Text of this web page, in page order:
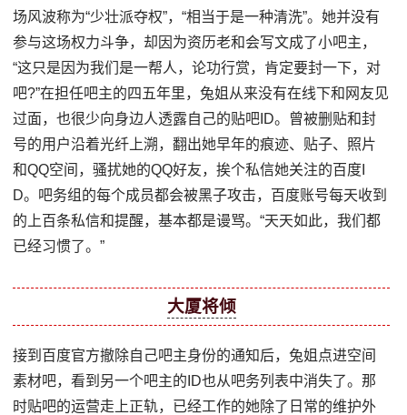
场风波称为“少壮派夺权”，“相当于是一种清洗”。她并没有
参与这场权力斗争，却因为资历老和会写文成了小吧主，
“这只是因为我们是一帮人，论功行赏，肯定要封一下，对
吧?”在担任吧主的四五年里，兔姐从来没有在线下和网友见
过面，也很少向身边人透露自己的贴吧ID。曾被删贴和封
号的用户沿着光纤上溯，翻出她早年的痕迹、贴子、照片
和QQ空间，骚扰她的QQ好友，挨个私信她关注的百度I
D。吧务组的每个成员都会被黑子攻击，百度账号每天收到
的上百条私信和提醒，基本都是谩骂。“天天如此，我们都
已经习惯了。”
大厦将倾
接到百度官方撤除自己吧主身份的通知后，兔姐点进空间
素材吧，看到另一个吧主的ID也从吧务列表中消失了。那
时贴吧的运营走上正轨，已经工作的她除了日常的维护外